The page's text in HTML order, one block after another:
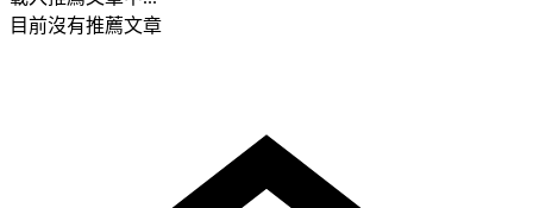
目前沒有推薦文章